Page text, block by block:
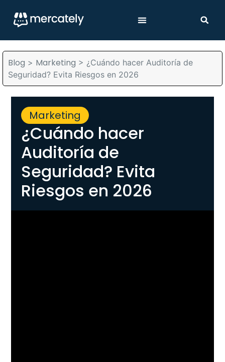
Blog > Marketing > ¿Cuándo hacer Auditoría de
Seguridad? Evita Riesgos en 2026
Marketing
¿Cuándo hacer
Auditoría de
Seguridad? Evita
Riesgos en 2026